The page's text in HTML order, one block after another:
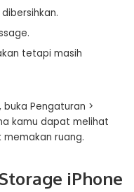
tetapi masih
Pengaturan >
kamu dapat melihat
ruang.
iPhone